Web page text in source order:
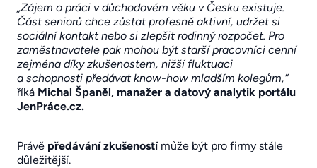
„Zájem o práci v důchodovém věku v Česku existuje.
Část seniorů chce zůstat profesně aktivní, udržet si
sociální kontakt nebo si zlepšit rodinný rozpočet. Pro
zaměstnavatele pak mohou být starší pracovníci cenní
zejména díky zkušenostem, nižší fluktuaci
a schopnosti předávat know-how mladším kolegům,“
říká Michal Španěl, manažer a datový analytik portálu
JenPráce.cz.
Právě předávání zkušeností může být pro firmy stále
důležitější.